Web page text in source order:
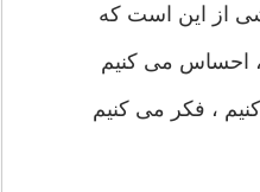
از این است که
، احساس می کنیم
، فکر می کنیم